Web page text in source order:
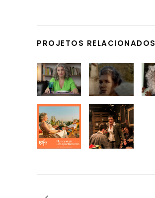
PROJETOS RELACIONADOS